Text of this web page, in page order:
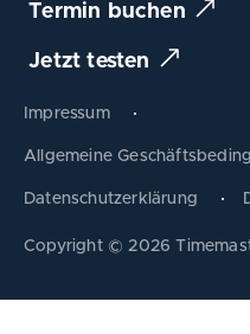
Termin buchen
Jetzt testen
Impressum
Allgemeine
Datenschutzerklärung
Copyright © 2026